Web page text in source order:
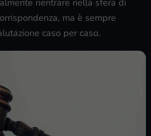
rientrare nella sfera di
ma è sempre
caso per caso.